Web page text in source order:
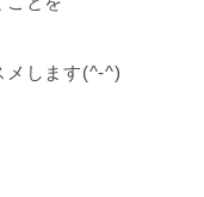
メします(^-^)